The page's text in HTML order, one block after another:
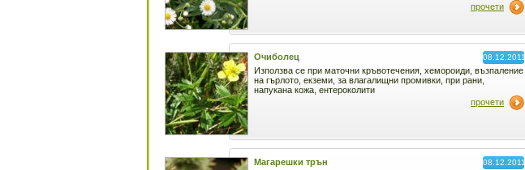
прочети
Очиболец 08.12.2011
Използва се при маточни кръвотечения, хемороиди, възпаление
на гърлото, екземи, за влагалищни промивки, при рани,
напукана кожа, ентероколити
прочети
Магарешки трън 08.12.2011